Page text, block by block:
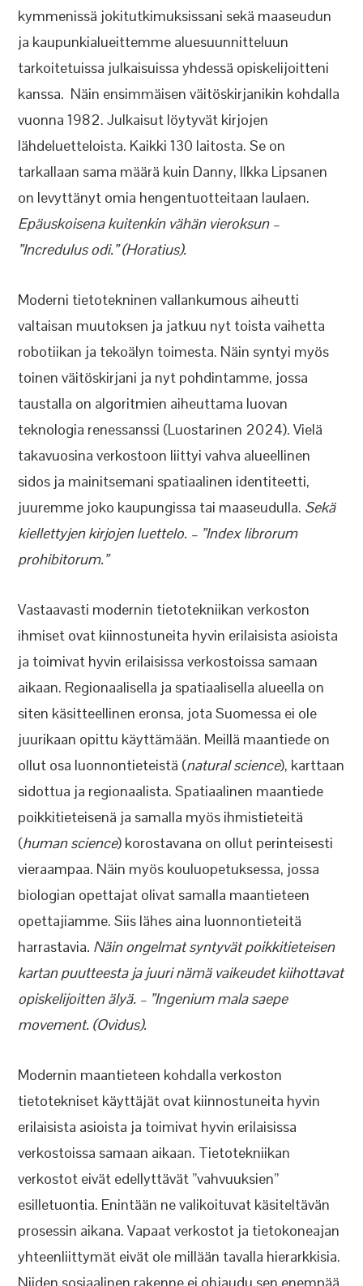
kymmenissä jokitutkimuksissani sekä maaseudun
ja kaupunkialueittemme aluesuunnitteluun
tarkoitetuissa julkaisuissa yhdessä opiskelijoitteni
kanssa. Näin ensimmäisen väitöskirjanikin kohdalla
vuonna 1982. Julkaisut löytyvät kirjojen
lähdeluetteloista. Kaikki 130 laitosta. Se on
tarkallaan sama määrä kuin Danny, Ilkka Lipsanen
on levyttänyt omia hengentuotteitaan laulaen.
Epäuskoisena kuitenkin vähän vieroksun –
”Incredulus odi.” (Horatius).
Moderni tietotekninen vallankumous aiheutti
valtaisan muutoksen ja jatkuu nyt toista vaihetta
robotiikan ja tekoälyn toimesta. Näin syntyi myös
toinen väitöskirjani ja nyt pohdintamme, jossa
taustalla on algoritmien aiheuttama luovan
teknologia renessanssi (Luostarinen 2024). Vielä
takavuosina verkostoon liittyi vahva alueellinen
sidos ja mainitsemani spatiaalinen identiteetti,
juuremme joko kaupungissa tai maaseudulla. Sekä
kiellettyjen kirjojen luettelo. – ”Index librorum
prohibitorum.”
Vastaavasti modernin tietotekniikan verkoston
ihmiset ovat kiinnostuneita hyvin erilaisista asioista
ja toimivat hyvin erilaisissa verkostoissa samaan
aikaan. Regionaalisella ja spatiaalisella alueella on
siten käsitteellinen eronsa, jota Suomessa ei ole
juurikaan opittu käyttämään. Meillä maantiede on
ollut osa luonnontieteistä (natural science), karttaan
sidottua ja regionaalista. Spatiaalinen maantiede
poikkitieteisenä ja samalla myös ihmistieteitä
(human science) korostavana on ollut perinteisesti
vieraampaa. Näin myös kouluopetuksessa, jossa
biologian opettajat olivat samalla maantieteen
opettajiamme. Siis lähes aina luonnontieteitä
harrastavia. Näin ongelmat syntyvät poikkitieteisen
kartan puutteesta ja juuri nämä vaikeudet kiihottavat
opiskelijoitten älyä. – ”Ingenium mala saepe
movement. (Ovidus).
Modernin maantieteen kohdalla verkoston
tietotekniset käyttäjät ovat kiinnostuneita hyvin
erilaisista asioista ja toimivat hyvin erilaisissa
verkostoissa samaan aikaan. Tietotekniikan
verkostot eivät edellyttävät ”vahvuuksien”
esilletuontia. Enintään ne valikoituvat käsiteltävän
prosessin aikana. Vapaat verkostot ja tietokoneajan
yhteenliittymät eivät ole millään tavalla hierarkkisia.